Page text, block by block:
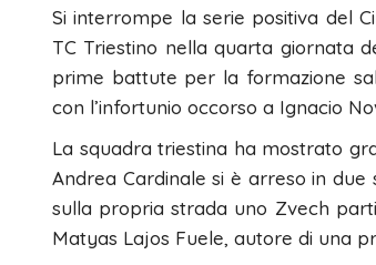
Si interrompe la serie positiva del
TC Triestino nella quarta giornata
prime battute per la formazione
con l’infortunio occorso a Ignacio
La squadra triestina ha mostrato
Andrea Cardinale si è arreso in
sulla propria strada uno Zvech
Matyas Lajos Fuele, autore di una